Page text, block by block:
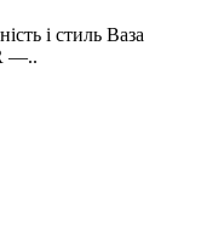
і стиль Ваза
—..